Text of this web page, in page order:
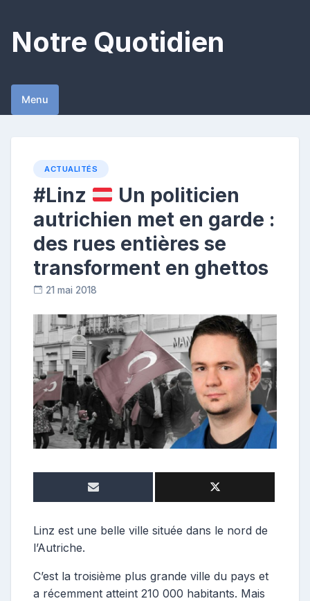
content
Notre Quotidien
Menu
ACTUALITÉS
#Linz
Un politicien
autrichien met en garde :
des rues entières se
transforment en ghettos
21 mai 2018
e
p
o
s
u
r
Linz est une belle ville située dans le nord de
l’Autriche.
C’est la troisième plus grande ville du pays et
a récemment atteint 210 000 habitants. Mais